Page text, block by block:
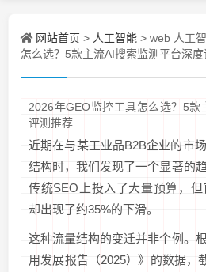
网站首页 > 人工智能 > web 人工
怎么选？5款主流AI搜索监测平台深
2026年GEO监控工具怎么选？5款
评测推荐
近期在与某工业品B2B企业的市
结构时，我们发现了一个显著的
传统SEO上投入了大量预算，
却出现了约35%的下滑。
这种流量结构的变迁并非个例。
用发展报告（2025）》的数据，